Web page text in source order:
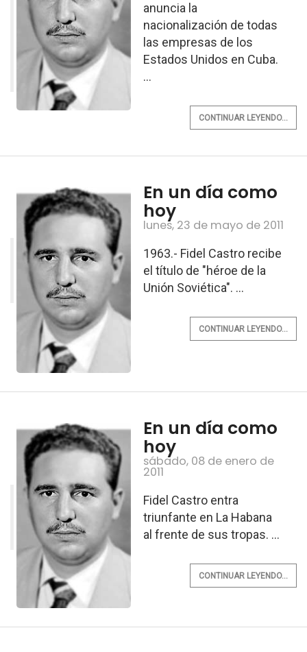
anuncia la
nacionalización de todas
las empresas de los
Estados Unidos en Cuba.
...
CONTINUAR LEYENDO...
En un día como
hoy
lunes, 23 de mayo de 2011
1963.- Fidel Castro recibe
el título de "héroe de la
Unión Soviética". ...
CONTINUAR LEYENDO...
En un día como
hoy
sábado, 08 de enero de
2011
Fidel Castro entra
triunfante en La Habana
al frente de sus tropas. ...
CONTINUAR LEYENDO...